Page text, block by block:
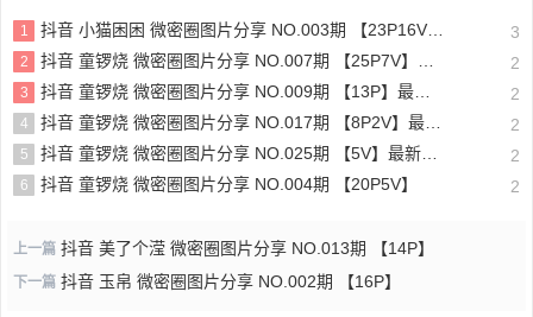
1 抖音 小猫困困 微密圈图片分享 NO.003期 【23P16V】最新至：2025.1.23 3
2 抖音 童锣烧 微密圈图片分享 NO.007期 【25P7V】最新至：2023.10.24 2
3 抖音 童锣烧 微密圈图片分享 NO.009期 【13P】最新至：2023.12.28 2
4 抖音 童锣烧 微密圈图片分享 NO.017期 【8P2V】最新至：2204.11.14 2
5 抖音 童锣烧 微密圈图片分享 NO.025期 【5V】最新至：2025.3.12 2
6 抖音 童锣烧 微密圈图片分享 NO.004期 【20P5V】 2
上一篇 抖音 美了个滢 微密圈图片分享 NO.013期 【14P】
下一篇 抖音 玉帛 微密圈图片分享 NO.002期 【16P】